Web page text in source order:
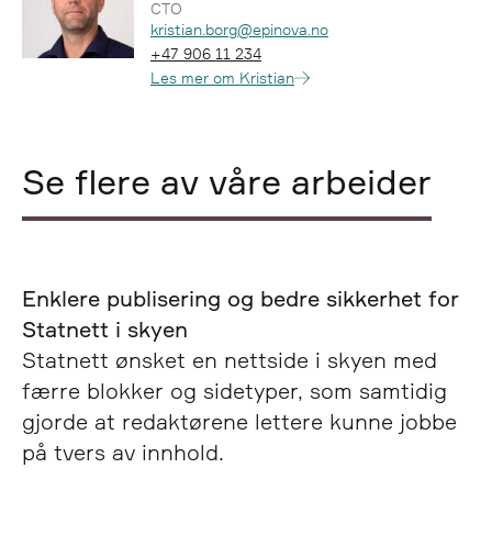
CTO
kristian.borg@epinova.no
+47 906 11 234
Les mer om Kristian
Se flere av våre arbeider
Enklere publisering og bedre sikkerhet for
Statnett i skyen
Statnett ønsket en nettside i skyen med
færre blokker og sidetyper, som samtidig
gjorde at redaktørene lettere kunne jobbe
på tvers av innhold.